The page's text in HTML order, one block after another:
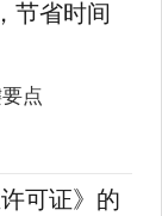
节省时间
点
可证》的